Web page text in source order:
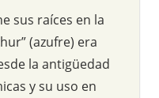
sus raíces en la
(azufre) era
la antigüedad
y su uso en